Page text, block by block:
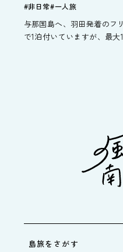
#非日常#一人旅
与那国島へ、羽田発着のフ
で1泊付いていますが、最
島旅をさがす